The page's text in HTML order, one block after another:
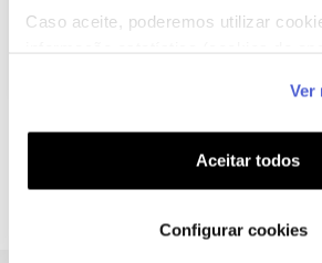
Caso aceite, poderemos utilizar
funcionalidades (cookies de
funcionalidade) e adaptar anúncios
(cookies de publicidade
Ver
Aceitar todos
Configurar cookies
Deixamos-lhe algo que acreditamos